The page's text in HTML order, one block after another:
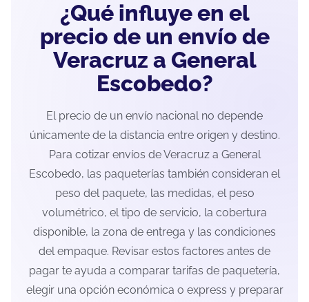
¿Qué influye en el
precio de un envío de
Veracruz a General
Escobedo?
El precio de un envío nacional no depende
únicamente de la distancia entre origen y destino.
Para cotizar envíos de Veracruz a General
Escobedo, las paqueterías también consideran el
peso del paquete, las medidas, el peso
volumétrico, el tipo de servicio, la cobertura
disponible, la zona de entrega y las condiciones
del empaque. Revisar estos factores antes de
pagar te ayuda a comparar tarifas de paquetería,
elegir una opción económica o express y preparar